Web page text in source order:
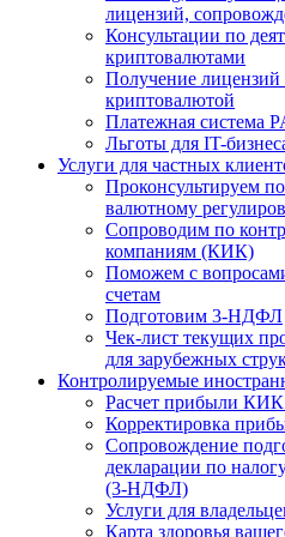
лицензий,
Консультации по
криптовалютами
Получение
криптовалютой
Платежная система
Льготы для IT-
Услуги для частных
Проконсультируем
валютному
Сопроводим по
компаниям (КИК)
Поможем с
счетам
Подготовим 3-НДФЛ
Чек-лист текущих
для зарубежных
Контролируемые
Расчет прибыли КИК
Корректировка
Сопровождение
декларации по
(3-НДФЛ)
Услуги для
Карта здоровья